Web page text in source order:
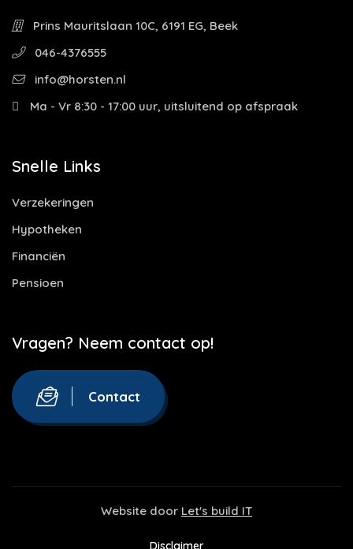
Prins Mauritslaan 10C, 6191 EG, Beek
046-4376555
info@horsten.nl
Ma - Vr 8:30 - 17:00 uur, uitsluitend op afspraak
Snelle Links
Verzekeringen
Hypotheken
Financiën
Pensioen
Vragen? Neem contact op!
Contact
Website door Let's build IT
Disclaimer